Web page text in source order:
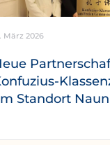
März 2026
Standort